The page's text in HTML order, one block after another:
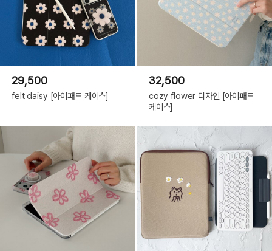
29,500
felt daisy [아이패드 케이스]
32,500
cozy flower 디자인 [아이패드
케이스]